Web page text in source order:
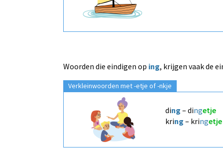
Woorden die eindigen op ing, krijgen vaak de
Verkleinwoorden met -etje of -nkje
ding – dingetje
kring – kringetje